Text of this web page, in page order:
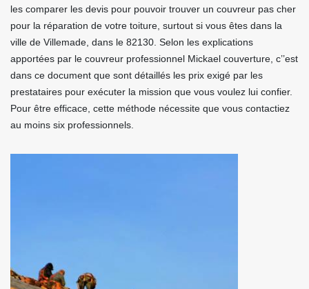
les comparer les devis pour pouvoir trouver un couvreur pas cher
pour la réparation de votre toiture, surtout si vous êtes dans la
ville de Villemade, dans le 82130. Selon les explications
apportées par le couvreur professionnel Mickael couverture, c’’est
dans ce document que sont détaillés les prix exigé par les
prestataires pour exécuter la mission que vous voulez lui confier.
Pour être efficace, cette méthode nécessite que vous contactiez
au moins six professionnels.